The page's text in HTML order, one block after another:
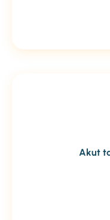
Akut